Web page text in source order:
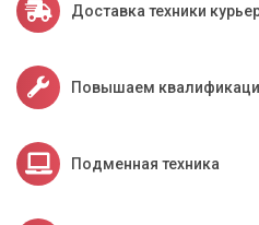
Доставка техники
Повышаем
Подменная техника